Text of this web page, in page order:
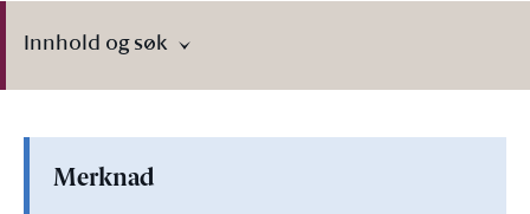
Innhold og søk
Merknad